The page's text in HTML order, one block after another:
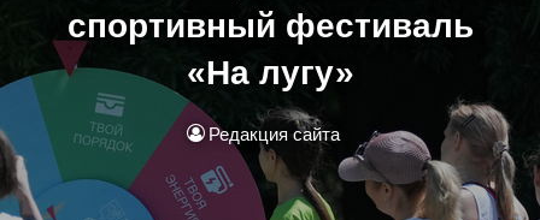
спортивный фестиваль
«На лугу»
Редакция сайта